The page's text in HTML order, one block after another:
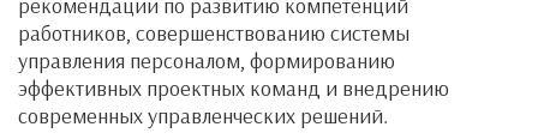
работников, совершенствованию системы
управления персоналом, формированию
эффективных проектных команд и внедрению
современных управленческих решений.